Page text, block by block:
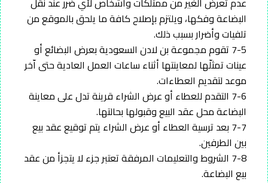
البضاعة وفكها، ويلتزم بإصلاح كافة ما يلحق بالموقع من
تلفيات وأضرار بسبب ذلك.
7-5 تقوم مجموعة بن لادن السعودية بعرض البضائع أو
عينات تمثلّها لمعاينتها أثناء ساعات العمل العادية حتى اّخر
موعد لتقديم العطاءات.
7-6 التقدم للعطاء أو عرض الشراء قرينة تدل على معاينة
البضاعة محل عقد البيع وقبولها بحالتها.
7-7 بعد ترسية العطاء أو عرض الشراء يتم توقيع عقد بيع
بين الطرفين.
7-8 الشروط والتعليمات المرفقة تعتبر جزء لا يتجزأ من عقد
بيع البضاعة.